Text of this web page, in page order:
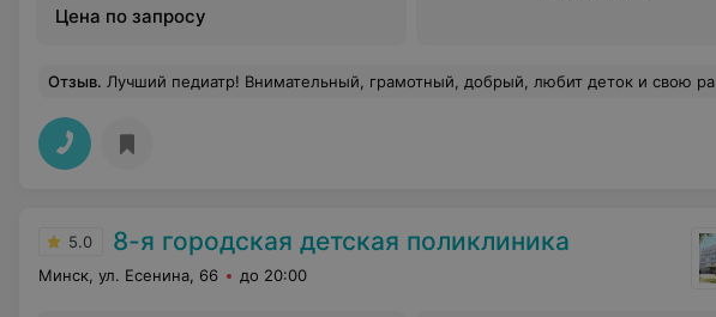
Цена по запросу
Отзыв. Лучший педиатр! Внимательный, грамотный, добрый, любит деток и свою работу. Столько педиатров было у деток моих, но самый лучший Дмитрий Михайлович. Огромное спасибо за таких врачей
5.0 8-я городская детская поликлиника
Минск, ул. Есенина, 66 до 20:00